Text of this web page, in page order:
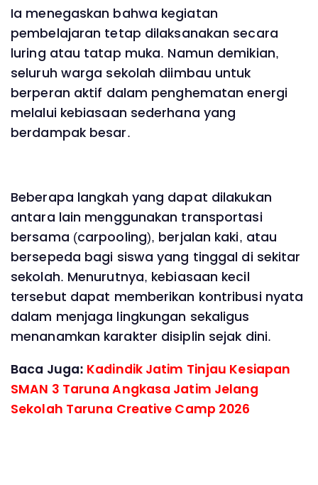
Ia menegaskan bahwa kegiatan
pembelajaran tetap dilaksanakan secara
luring atau tatap muka. Namun demikian,
seluruh warga sekolah diimbau untuk
berperan aktif dalam penghematan energi
melalui kebiasaan sederhana yang
berdampak besar.
Beberapa langkah yang dapat dilakukan
antara lain menggunakan transportasi
bersama (carpooling), berjalan kaki, atau
bersepeda bagi siswa yang tinggal di sekitar
sekolah. Menurutnya, kebiasaan kecil
tersebut dapat memberikan kontribusi nyata
dalam menjaga lingkungan sekaligus
menanamkan karakter disiplin sejak dini.
Baca Juga: Kadindik Jatim Tinjau Kesiapan
SMAN 3 Taruna Angkasa Jatim Jelang
Sekolah Taruna Creative Camp 2026